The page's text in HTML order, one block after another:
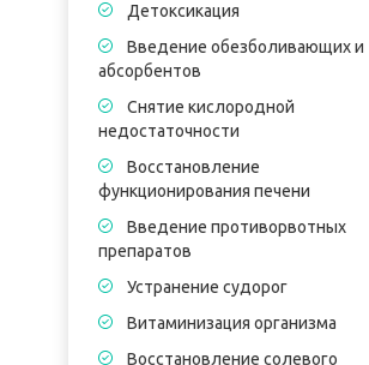
Детоксикация
Введение обезболивающих и
абсорбентов
Снятие кислородной
недостаточности
Восстановление
функционирования печени
Введение противорвотных
препаратов
Устранение судорог
Витаминизация организма
Восстановление солевого